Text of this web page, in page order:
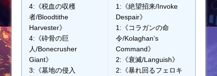
4:《税血の収穫
者/Bloodtithe
Harvester》
4:《砕骨の巨
人/Bonecrusher
Giant》
3:《墓地の侵入
1:《絶望招来/Invoke
Despair》
1:《コラガンの命
令/Kolaghan’s
Command》
2:《衰滅/Languish》
2:《暴れ回るフェロキ